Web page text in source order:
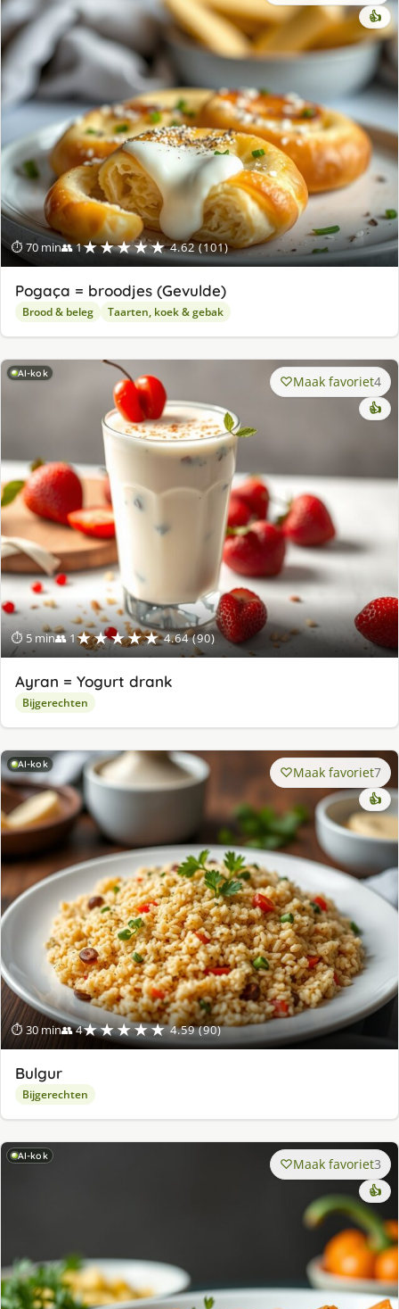
⏱ 70 min👥 1★★★★★ 4.62 (101)
👍
Pogaça = broodjes (Gevulde)
Brood & beleg Taarten, koek & gebak
AI-kok
⏱ 5 min👥 1★★★★★ 4.64 (90)
Maak favoriet4
👍
Ayran = Yogurt drank
Bijgerechten
AI-kok
⏱ 30 min👥 4★★★★★ 4.59 (90)
Maak favoriet7
👍
Bulgur
Bijgerechten
AI-kok Maak favoriet3
👍